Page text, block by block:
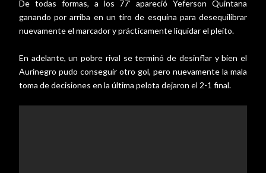
De todas formas, a los 77’ apareció Yeferson Quintana
ganando por arriba en un tiro de esquina para desequilibrar
nuevamente el marcador y prácticamente liquidar el pleito.
En adelante, un pobre rival se terminó de desinflar y bien el
Aurinegro pudo conseguir otro gol, pero nuevamente la mala
toma de decisiones en la última pelota dejaron el 2-1 final.